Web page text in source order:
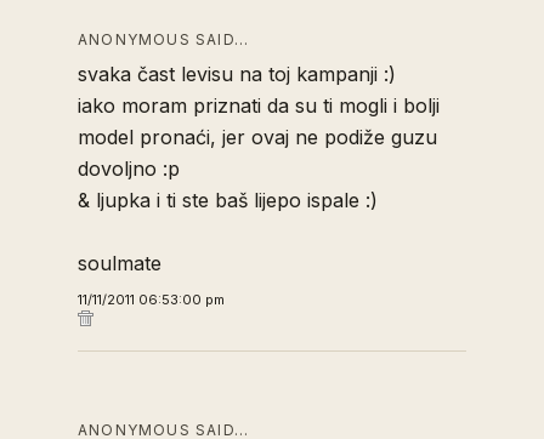
ANONYMOUS SAID…
svaka čast levisu na toj kampanji :)
iako moram priznati da su ti mogli i bolji
model pronaći, jer ovaj ne podiže guzu
dovoljno :p
& ljupka i ti ste baš lijepo ispale :)
soulmate
11/11/2011 06:53:00 pm
ANONYMOUS SAID…